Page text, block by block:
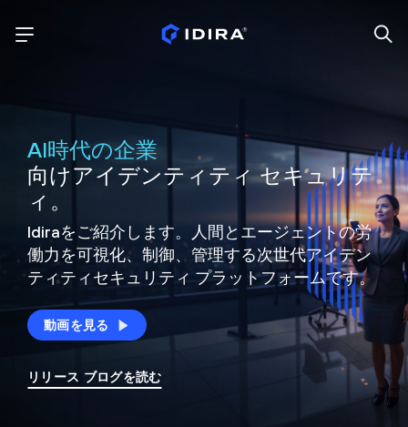
AI時代の企業
向けアイデンティティ セキュリテ
ィ。
Idiraをご紹介します。人間とエージェントの労
働力を可視化、制御、 管理する次世代アイデン
ティティセキュリティ プラットフォームです。
動画を見る
リリース ブログを読む